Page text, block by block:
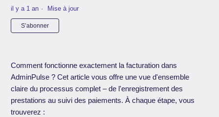
il y a 1 an Mise à jour
S’abonner
Comment fonctionne exactement la facturation dans
AdminPulse ? Cet article vous offre une vue d'ensemble
claire du processus complet – de l'enregistrement des
prestations au suivi des paiements. À chaque étape, vous
trouverez :